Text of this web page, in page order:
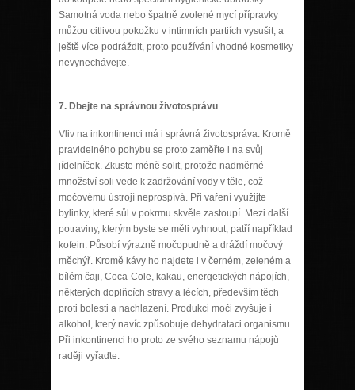
Samotná voda nebo špatně zvolené mycí přípravky
můžou citlivou pokožku v intimních partiích vysušit, a
ještě více podráždit, proto používání vhodné kosmetiky
nevynechávejte.
7. Dbejte na správnou životosprávu
Vliv na inkontinenci má i správná životospráva. Kromě
pravidelného pohybu se proto zaměřte i na svůj
jídelníček. Zkuste méně solit, protože nadměrné
množství soli vede k zadržování vody v těle, což
močovému ústrojí neprospívá. Při vaření využijte
bylinky, které sůl v pokrmu skvěle zastoupí. Mezi další
potraviny, kterým byste se měli vyhnout, patří například
kofein. Působí výrazně močopudně a dráždí močový
měchýř. Kromě kávy ho najdete i v černém, zeleném a
bílém čaji, Coca-Cole, kakau, energetických nápojích,
některých doplňcích stravy a lécích, především těch
proti bolesti a nachlazení. Produkci moči zvyšuje i
alkohol, který navíc způsobuje dehydrataci organismu.
Při inkontinenci ho proto ze svého seznamu nápojů
raději vyřaďte.